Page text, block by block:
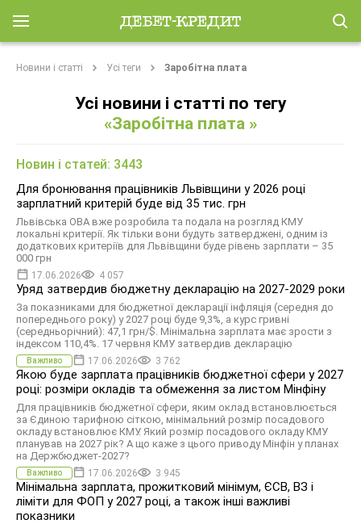
Новини і статті Усі теги Заробітна плата
Усі новини і статті по тегу
«Заробітна плата »
Новин і статей: 3443
Для бронювання працівників Львівщини у 2026 році
зарплатний критерій буде від 35 тис. грн
Львівська ОВА вже розробила та подала на розгляд КМУ
локальні критерії. Як тільки вони будуть затверджені, одним із
додаткових критеріїв для Львівщини буде рівень зарплати – 35
000 грн
17.06.2026 4 057
Уряд затвердив бюджетну декларацію на 2027-2029 роки
За показниками для бюджетної декларації інфляція (середня до
попереднього року) у 2027 році буде 9,3%, а курс гривні
(середньорічний): 47,1 грн/$. Мінімальна зарплата має зрости з
індексом 110,4%. 17 червня КМУ затвердив декларацію
Важливо 17.06.2026 3 762
Якою буде зарплата працівників бюджетної сфери у 2027
році: розміри окладів та обмеження за листом Мінфіну
Для працівників бюджетної сфери, яким оклад встановлюється
за Єдиною тарифною сіткою, мінімальний розмір посадового
окладу встановлює КМУ. Який розмір посадового окладу КМУ
планував на 2027 рік? А що каже з цього приводу Мінфін у планах
на Держбюджет-2027?
Важливо 17.06.2026 3 945
Мінімальна зарплата, прожитковий мінімум, ЄСВ, ВЗ і
ліміти для ФОП у 2027 році, а також інші важливі
показники